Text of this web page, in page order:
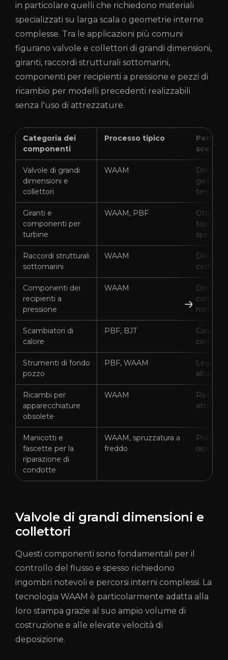
in particolare quelli che richiedono materiali
specializzati su larga scala o geometrie interne
complesse. Tra le applicazioni più comuni
figurano valvole e collettori di grandi dimensioni,
giranti, raccordi strutturali sottomarini,
componenti per recipienti a pressione e pezzi di
ricambio per modelli precedenti realizzabili
senza l'uso di attrezzature.
Categoria dei
componenti
Processo tipico
Perché
scelta
Valvole di grandi
dimensioni e
collettori
WAAM
tempi di
Giranti e
componenti per
turbine
WAAM, PBF
speciali
Raccordi strutturali
sottomarini
WAAM
Componenti dei
recipienti a
pressione
WAAM
norme
Scambiatori di
calore
PBF, BJT
Canali
Strumenti di fondo
pozzo
PBF, WAAM
Leghe
Ricambi per
apparecchiature
obsolete
WAAM
attrezzi
Manicotti e
fascette per la
riparazione di
condotte
WAAM, spruzzatura a
freddo
rapida
Valvole di grandi dimensioni e
collettori
Questi componenti sono fondamentali per il
controllo del flusso e spesso richiedono
ingombri notevoli e percorsi interni complessi. La
tecnologia WAAM è particolarmente adatta alla
loro stampa grazie al suo ampio volume di
costruzione e alle elevate velocità di
deposizione.